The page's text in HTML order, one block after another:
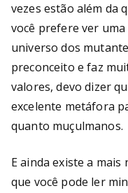
vezes estão além da
você prefere ver
universo dos
preconceito e faz
valores, devo dizer
excelente metáfora
quanto muçulmanos.
E ainda existe a mais
que você pode ler